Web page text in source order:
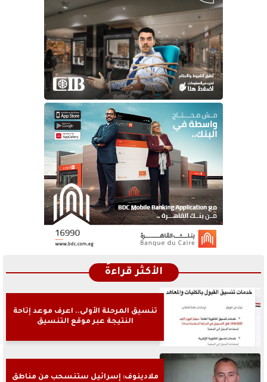
الأكثر قراءةً
تنسيق المرحلة الأولى.. اعرف موعد إتاحة
النتيجة عبر موقع التنسيق
ملادينوف: إسرائيل ستنسحب من مناطق